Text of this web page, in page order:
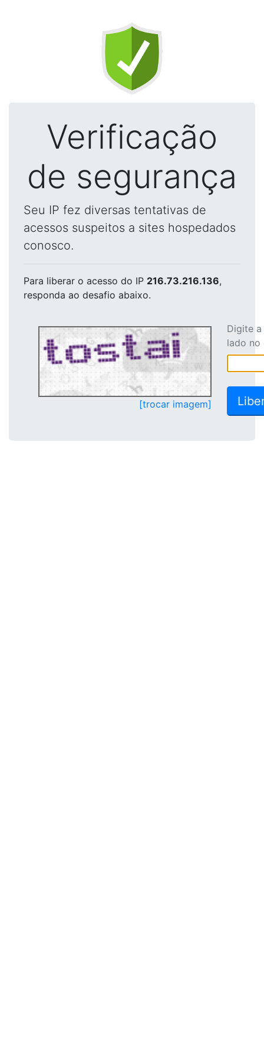
Verificação
de segurança
Seu IP fez diversas tentativas de
acessos suspeitos a sites hospedados
conosco.
Para liberar o acesso do IP 216.73.216.136,
responda ao desafio abaixo.
[trocar imagem]
Digite
lado no